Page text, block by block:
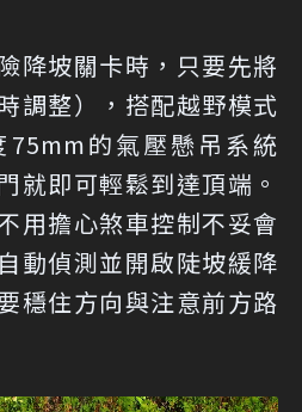
降坡關卡時，只要先將
調整），搭配越野模式
的氣壓懸吊系統
就即可輕鬆到達頂端。
用擔心煞車控制不妥會
動偵測並開啟陡坡緩降
穩住方向與注意前方路